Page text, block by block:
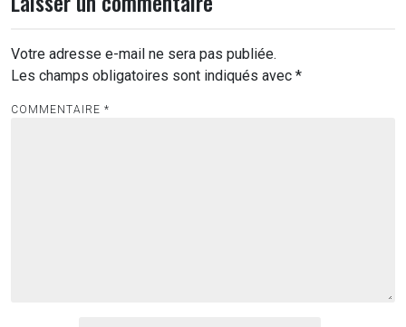
Votre adresse e-mail ne sera pas publiée.
Les champs obligatoires sont indiqués avec *
COMMENTAIRE *